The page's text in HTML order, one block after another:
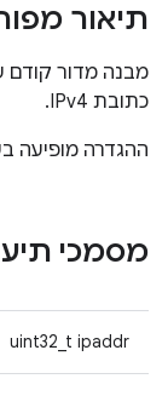
תיאור
כתובת IPv4.
ההגדרה מופיעה
מסמכי
uint32_t ipaddr